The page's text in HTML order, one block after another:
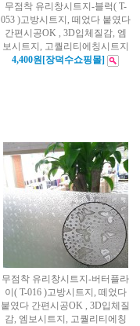
무점착 유리창시트지-블럭( T-
053 )고방시트지, 떼었다 붙였다
간편시공OK , 3D입체질감, 엠
보시트지, 고퀄리티에칭시트지
4,400원[장덕수쇼핑몰]
무점착 유리창시트지-버터플라
이( T-016 )고방시트지, 떼었다
붙였다 간편시공OK , 3D입체질
감, 엠보시트지, 고퀄리티에칭